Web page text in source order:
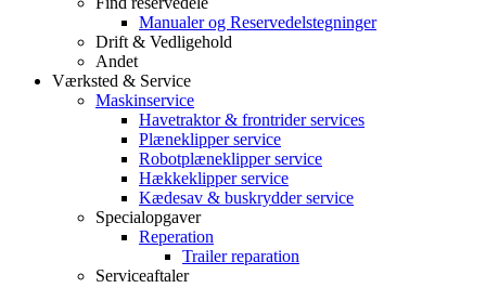
Manualer og Reservedelstegninger
Drift & Vedligehold
Andet
Værksted & Service
Maskinservice
Havetraktor & frontrider services
Plæneklipper service
Robotplæneklipper service
Hækkeklipper service
Kædesav & buskrydder service
Specialopgaver
Reperation
Trailer reparation
Serviceaftaler